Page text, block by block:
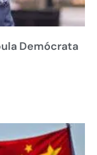
Demócrata